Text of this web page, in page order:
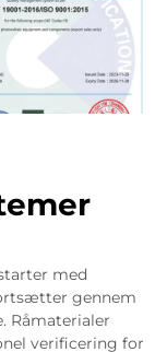
med
gennem
Råmaterialer
verificering for